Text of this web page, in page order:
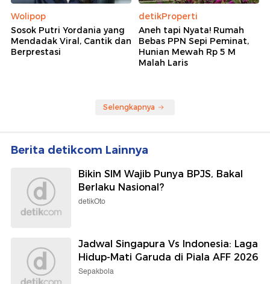
Wolipop
Sosok Putri Yordania yang
Mendadak Viral, Cantik dan
Berprestasi
detikProperti
Aneh tapi Nyata! Rumah
Bebas PPN Sepi Peminat,
Hunian Mewah Rp 5 M
Malah Laris
Selengkapnya
Berita detikcom Lainnya
Bikin SIM Wajib Punya BPJS, Bakal
Berlaku Nasional?
detikOto
Jadwal Singapura Vs Indonesia: Laga
Hidup-Mati Garuda di Piala AFF 2026
Sepakbola